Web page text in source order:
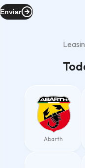
Enviar
Abarth